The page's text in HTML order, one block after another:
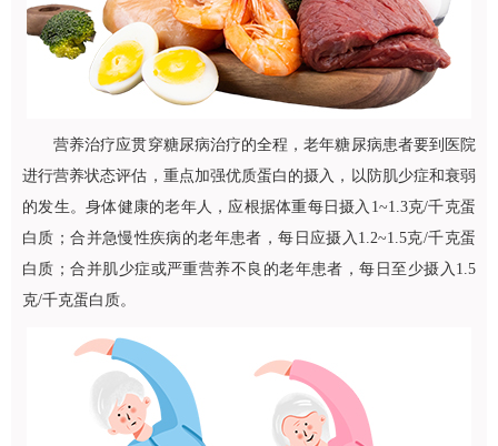
营养治疗应贯穿糖尿病治疗的全程，老年糖尿病患者要到医院
进行营养状态评估，重点加强优质蛋白的摄入，以防肌少症和衰弱
的发生。身体健康的老年人，应根据体重每日摄入1~1.3克/千克蛋
白质；合并急慢性疾病的老年患者，每日应摄入1.2~1.5克/千克蛋
白质；合并肌少症或严重营养不良的老年患者，每日至少摄入1.5
克/千克蛋白质。